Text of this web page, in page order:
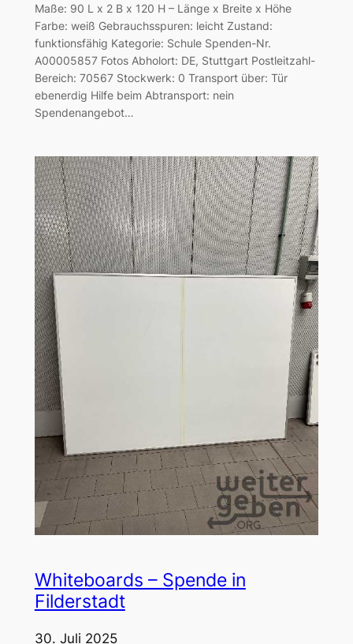
Maße: 90 L x 2 B x 120 H – Länge x Breite x Höhe
Farbe: weiß Gebrauchsspuren: leicht Zustand:
funktionsfähig Kategorie: Schule Spenden-Nr.
A00005857 Fotos Abholort: DE, Stuttgart Postleitzahl-
Bereich: 70567 Stockwerk: 0 Transport über: Tür
ebenerdig Hilfe beim Abtransport: nein
Spendenangebot…
Whiteboards – Spende in
Filderstadt
30. Juli 2025